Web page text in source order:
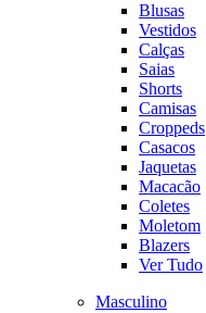
Blusas
Vestidos
Calças
Saias
Shorts
Camisas
Croppeds
Casacos
Jaquetas
Macacão
Coletes
Moletom
Blazers
Ver Tudo
Masculino